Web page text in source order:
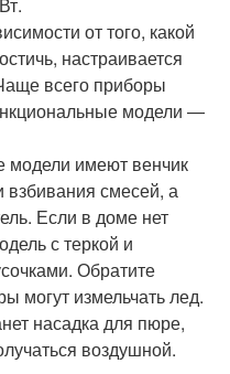
от того, какой
настраивается
всего приборы
модели —
модели имеют венчик
взбивания смесей, а
Если в доме нет
с теркой и
Обратите
могут измельчать лед.
насадка для пюре,
воздушной.